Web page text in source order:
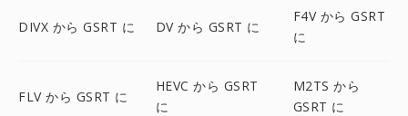
DIVX から GSRT に DV から GSRT に
F4V から GSRT
に
FLV から GSRT に
HEVC から GSRT
に
M2TS から
GSRT に